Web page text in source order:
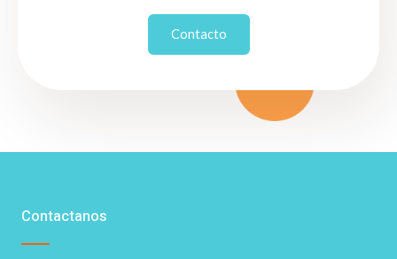
Contacto
Contactanos